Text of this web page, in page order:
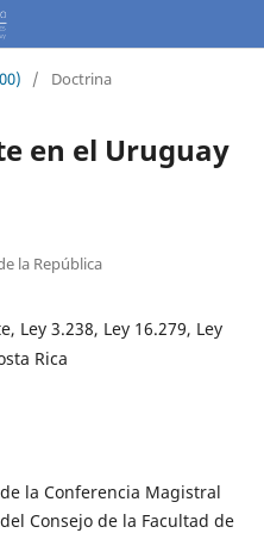
/ Doctrina
en el Uruguay
la República
Ley 3.238, Ley 16.279, Ley
Rica
la Conferencia Magistral
Consejo de la Facultad de